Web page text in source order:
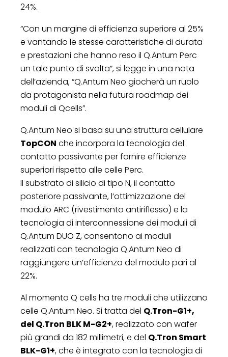
24%.
“Con un margine di efficienza superiore al 25%
e vantando le stesse caratteristiche di durata
e prestazioni che hanno reso il Q.Antum Perc
un tale punto di svolta”, si legge in una nota
dell’azienda, “Q.Antum Neo giocherà un ruolo
da protagonista nella futura roadmap dei
moduli di Qcells”.
Q.Antum Neo si basa su una struttura cellulare
TopCON che incorpora la tecnologia del
contatto passivante per fornire efficienze
superiori rispetto alle celle Perc.
Il substrato di silicio di tipo N, il contatto
posteriore passivante, l’ottimizzazione del
modulo ARC (rivestimento antiriflesso) e la
tecnologia di interconnessione dei moduli di
Q.Antum DUO Z, consentono ai moduli
realizzati con tecnologia Q.Antum Neo di
raggiungere un’efficienza del modulo pari al
22%.
Al momento Q cells ha tre moduli che utilizzano
celle Q.Antum Neo. Si tratta del Q.Tron-G1+,
del Q.Tron BLK M-G2+, realizzato con wafer
più grandi da 182 millimetri, e del Q.Tron Smart
BLK-G1+, che è integrato con la tecnologia di